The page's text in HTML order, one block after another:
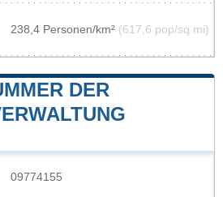
238,4 Personen/km² (617,6 pop/sq mi)
DER
09774155